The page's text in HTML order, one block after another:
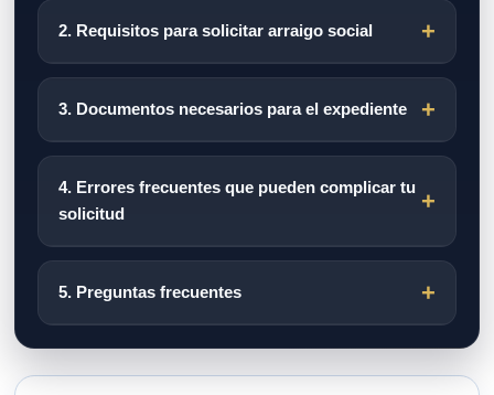
2. Requisitos para solicitar arraigo social
3. Documentos necesarios para el expediente
4. Errores frecuentes que pueden complicar tu
solicitud
5. Preguntas frecuentes